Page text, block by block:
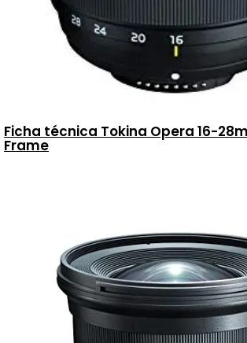
Ficha técnica Tokina Opera 16-
Frame